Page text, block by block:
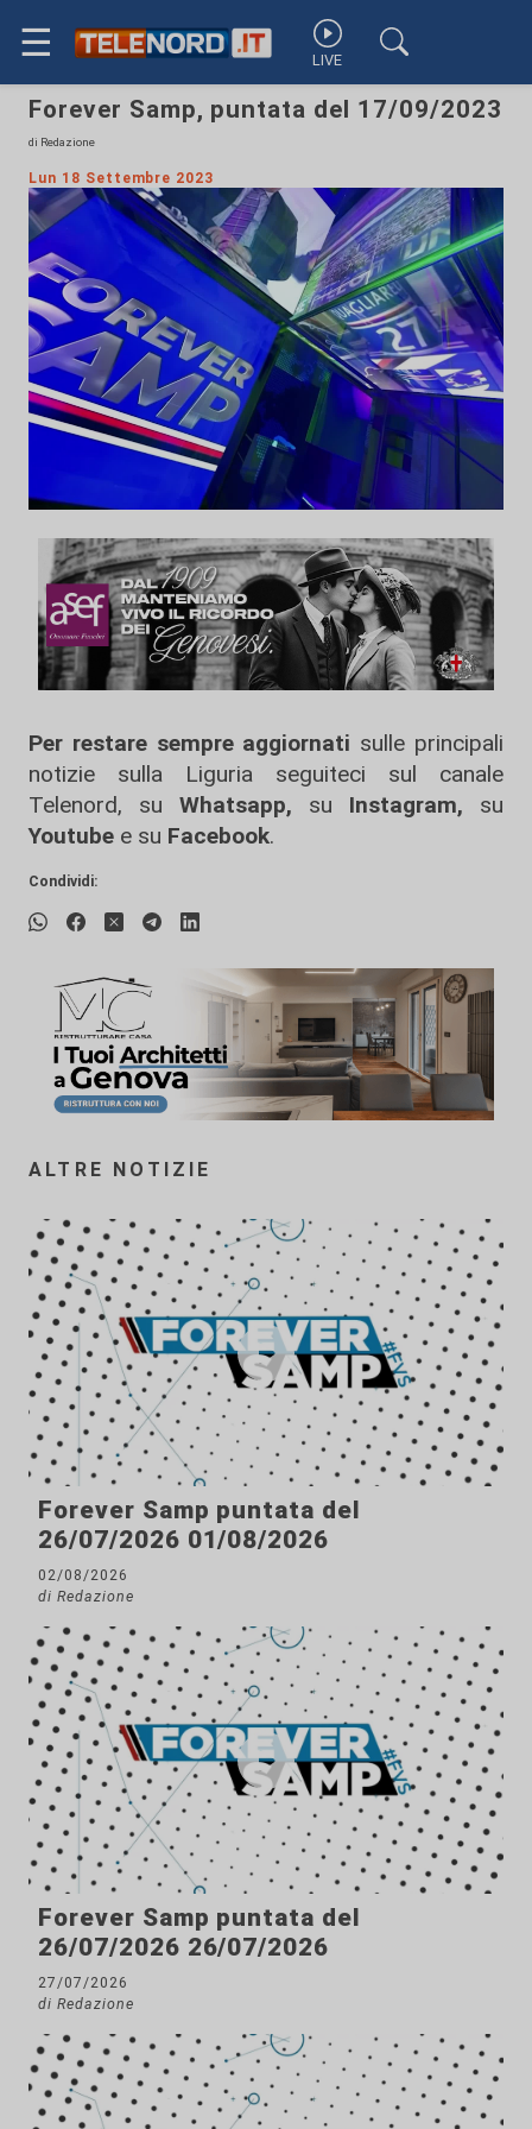
☰ LIVE
Forever Samp, puntata del 17/09/2023
di Redazione
Lun 18 Settembre 2023
Per restare sempre aggiornati sulle principali
notizie sulla Liguria seguiteci sul canale
Telenord, su
Whatsapp, su Instagram, su
Youtube e su Facebook.
Condividi:
ALTRE NOTIZIE
Forever Samp puntata del
26/07/2026 01/08/2026
02/08/2026
di Redazione
Forever Samp puntata del
26/07/2026 26/07/2026
27/07/2026
di Redazione